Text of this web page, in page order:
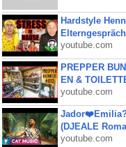
Hardstyle
youtube.com
PREPPER
EN &
youtube.com
(DJEALE
youtube.com